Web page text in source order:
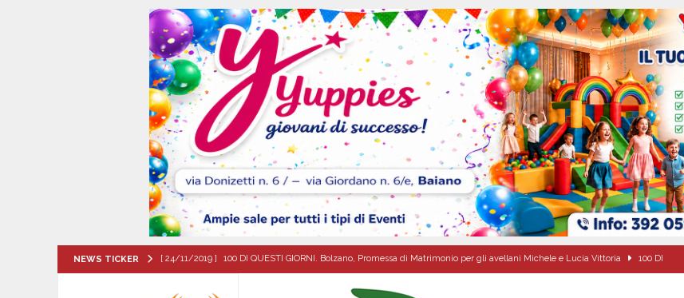
NEWS TICKER [ 24/11/2019 ] 100 DI QUESTI GIORNI. Bolzano, Promessa di Matrimonio per gli avellani Michele e Lucia Vittoria 100 DI